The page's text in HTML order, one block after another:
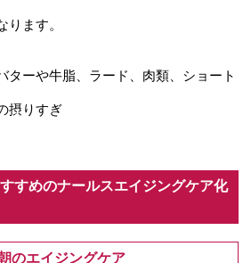
ります。
ターや牛脂、ラード、肉類、ショート
摂りすぎ
すめのナールスエイジングケア化
のエイジングケア